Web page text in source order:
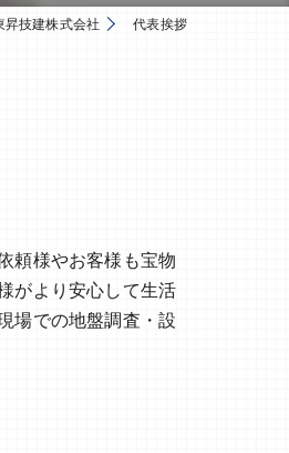
昇技建株式会社 代表挨拶
頼様やお客様も宝物
がより安心して生活
場での地盤調査・設